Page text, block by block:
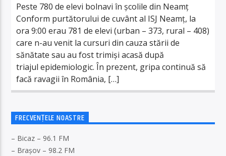
Peste 780 de elevi bolnavi în școlile din Neamț
Conform purtătorului de cuvânt al ISJ Neamț, la
ora 9:00 erau 781 de elevi (urban – 373, rural – 408)
care n-au venit la cursuri din cauza stării de
sănătate sau au fost trimiși acasă după
triajul epidemiologic. În prezent, gripa continuă să
facă ravagii în România, […]
FRECVENȚELE NOASTRE
– Bicaz – 96.1 FM
– Brașov – 98.2 FM